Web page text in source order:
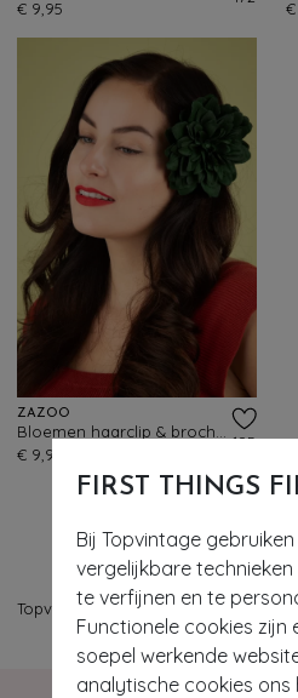
FIRST THINGS
Bij Topvintage
vergelijkbare
te verfijnen en te
Functionele cookies zijn
soepel werkende
analytische cookies ons
€ 9,95
€
ZAZOO
€ 9,95
185
Topvintage >Sieraden> Broches